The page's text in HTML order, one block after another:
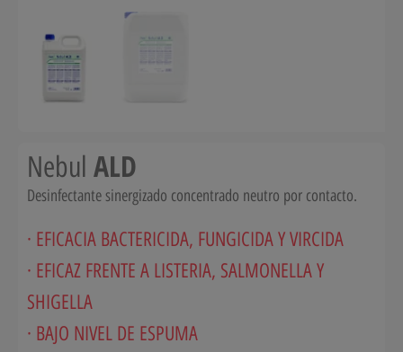
Nebul ALD
Desinfectante sinergizado concentrado neutro por contacto.
· EFICACIA BACTERICIDA, FUNGICIDA Y VIRCIDA
· EFICAZ FRENTE A LISTERIA, SALMONELLA Y
SHIGELLA
· BAJO NIVEL DE ESPUMA